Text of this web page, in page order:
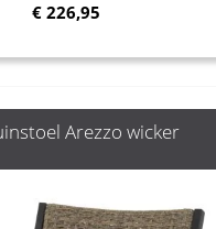
€ 226,95
Arezzo wicker